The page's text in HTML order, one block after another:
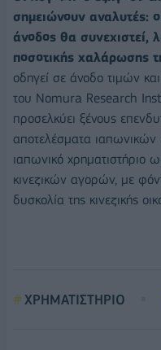
σημειώνουν αναλυτές:
άνοδος θα συνεχιστεί,
ποσοτικής χαλάρωσης
οδηγεί σε άνοδο τιμών
του Nomura Research
προσελκύει ξένους
αποτελέσματα ιαπωνικών
ιαπωνικό χρηματιστήριο
κινεζικών αγορών, με
δυσκολία της κινεζικής
ΧΡΗΜΑΤΙΣΤΗΡΙΟ